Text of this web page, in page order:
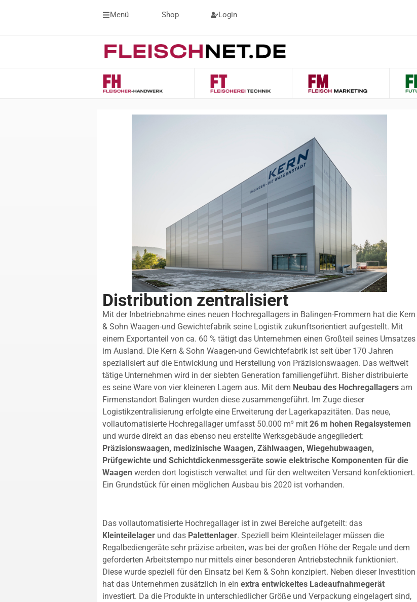
Menü Shop Login
Distribution zentralisiert
Mit der Inbetriebnahme eines neuen Hochregallagers in Balingen-Frommern hat die Kern
& Sohn Waagen-und Gewichtefabrik seine Logistik zukunftsorientiert aufgestellt. Mit
einem Exportanteil von ca. 60 % tätigt das Unternehmen einen Großteil seines Umsatzes
im Ausland. Die Kern & Sohn Waagen-und Gewichtefabrik ist seit über 170 Jahren
spezialisiert auf die Entwicklung und Herstellung von Präzisionswaagen. Das weltweit
tätige Unternehmen wird in der siebten Generation familiengeführt. Bisher distribuierte
es seine Ware von vier kleineren Lagern aus. Mit dem Neubau des Hochregallagers am
Firmenstandort Balingen wurden diese zusammengeführt. Im Zuge dieser
Logistikzentralisierung erfolgte eine Erweiterung der Lagerkapazitäten. Das neue,
vollautomatisierte Hochregallager umfasst 50.000 m³ mit 26 m hohen Regalsystemen
und wurde direkt an das ebenso neu erstellte Werksgebäude angegliedert:
Präzisionswaagen, medizinische Waagen, Zählwaagen, Wiegehubwaagen,
Prüfgewichte und Schichtdickenmessgeräte sowie elektrische Komponenten für die
Waagen werden dort logistisch verwaltet und für den weltweiten Versand konfektioniert.
Ein Grundstück für einen möglichen Ausbau bis 2020 ist vorhanden.
Das vollautomatisierte Hochregallager ist in zwei Bereiche aufgeteilt: das
Kleinteilelager und das Palettenlager. Speziell beim Kleinteilelager müssen die
Regalbediengeräte sehr präzise arbeiten, was bei der großen Höhe der Regale und dem
geforderten Arbeitstempo nur mittels einer besonderen Antriebstechnik funktioniert.
Diese wurde speziell für den Einsatz bei Kern & Sohn konzipiert. Neben dieser Investition
hat das Unternehmen zusätzlich in ein extra entwickeltes Ladeaufnahmegerät
investiert. Da die Produkte in unterschiedlicher Größe und Verpackung eingelagert sind,